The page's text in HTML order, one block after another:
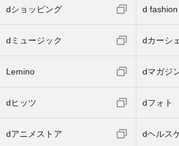
dショッピング d fashion
dミュージック dカーシ
Lemino dマガジ
dヒッツ dフォト
dアニメストア dヘルス